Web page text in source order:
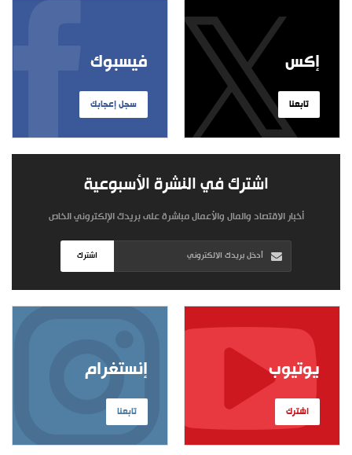
فيسبوك
سجل إعجابك
إكس
تابعنا
اشترك في النشرة الأسبوعية
أخبار الاقتصاد والمال والأعمال مباشرة على بريدك الإلكتروني الخاص
اشترك
إنستغرام
تابعنا
يوتيوب
اشترك